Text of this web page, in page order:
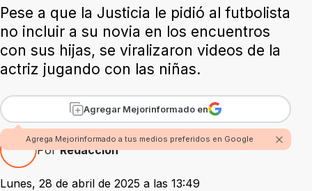
Pese a que la Justicia le pidió al futbolista
no incluir a su novia en los encuentros
con sus hijas, se viralizaron videos de la
actriz jugando con las niñas.
Agregar Mejorinformado en
Agrega Mejorinformado a tus medios preferidos en Google
PorRedacción
Lunes, 28 de abril de 2025 a las 13:49